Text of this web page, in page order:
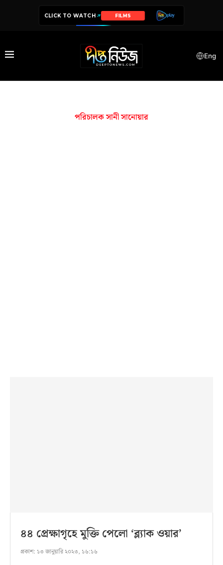
CLICK TO WATCH FILMS
Eng
পরিচালক সানী সানোয়ার
৪৪ প্রেক্ষাগৃহে মুক্তি পেলো ‘ব্ল্যাক ওয়ার’
প্রকাশ: ১৩ জানুয়ারি ২০২৩, ১৬:১৬